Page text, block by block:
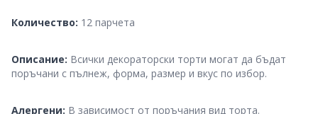
Quantity
Количество: 12 парчета
Description
Описание: Всички декораторски торти могат да бъдат
поръчани с пълнеж, форма, размер и вкус по избор.
Алергени: В зависимост от поръчания вид торта.